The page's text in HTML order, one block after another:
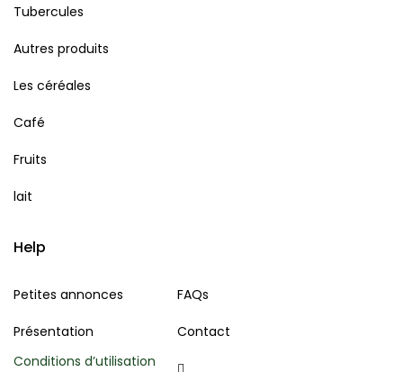
Tubercules
Autres produits
Les céréales
Café
Fruits
lait
Help
Petites annonces
Présentation
Conditions d’utilisation
FAQs
Contact